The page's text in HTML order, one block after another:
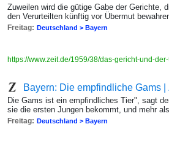
Zuweilen wird die gütige Gabe der Gerichte,
den Verurteilten künftig vor Übermut
Freitag: Deutschland > Bayern
https://www.zeit.de/1959/38/das-gericht-und-
Bayern: Die empfindliche Gams |
Die Gams ist ein empfindliches Tier", sagt
sie die ersten Jungen bekommt, und mehr
Freitag: Deutschland > Bayern